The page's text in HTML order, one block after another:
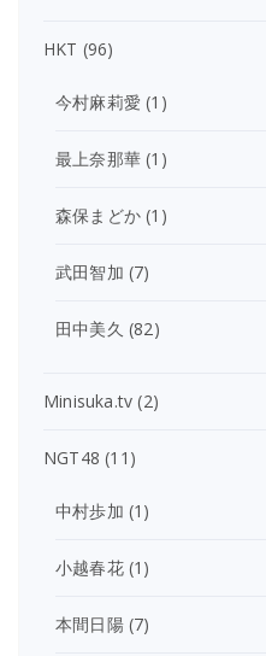
HKT (96)
今村麻莉愛 (1)
最上奈那華 (1)
森保まどか (1)
武田智加 (7)
田中美久 (82)
Minisuka.tv (2)
NGT48 (11)
中村歩加 (1)
小越春花(1)
本間日陽(7)